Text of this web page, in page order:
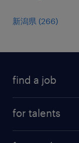
新潟県 (266)
find a job
for talents